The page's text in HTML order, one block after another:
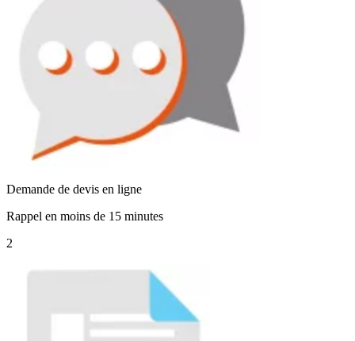
Demande de devis en ligne
Rappel en moins de 15 minutes
2